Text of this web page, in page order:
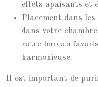
effets apaisants et
Placement dans
dans votre
votre bureau
harmonieuse.
Il est important de